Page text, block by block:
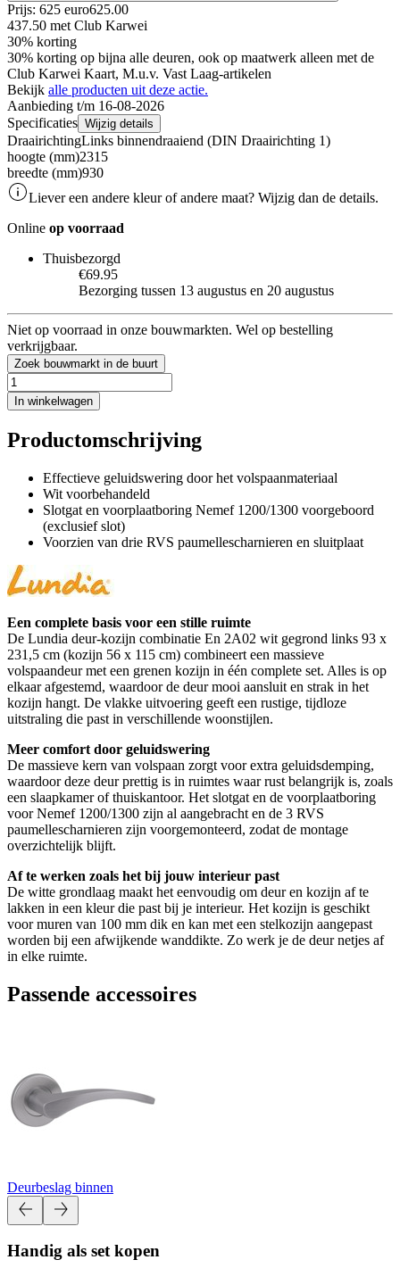
Prijs: 625 euro625.00
437.50 met Club Karwei
30% korting
30% korting op bijna alle deuren, ook op maatwerk alleen met de
Club Karwei Kaart, M.u.v. Vast Laag-artikelen
Bekijk alle producten uit deze actie.
Aanbieding t/m 16-08-2026
Specificaties Wijzig details
DraairichtingLinks binnendraaiend (DIN Draairichting 1)
hoogte (mm)2315
breedte (mm)930
Liever een andere kleur of andere maat? Wijzig dan de details.
Online op voorraad
Thuisbezorgd
€69.95
Bezorging tussen 13 augustus en 20 augustus
Niet op voorraad in onze bouwmarkten. Wel op bestelling
verkrijgbaar.
Zoek bouwmarkt in de buurt
In winkelwagen
Productomschrijving
Effectieve geluidswering door het volspaanmateriaal
Wit voorbehandeld
Slotgat en voorplaatboring Nemef 1200/1300 voorgeboord
(exclusief slot)
Voorzien van drie RVS paumellescharnieren en sluitplaat
Een complete basis voor een stille ruimte
De Lundia deur-kozijn combinatie En 2A02 wit gegrond links 93 x
231,5 cm (kozijn 56 x 115 cm) combineert een massieve
volspaandeur met een grenen kozijn in één complete set. Alles is op
elkaar afgestemd, waardoor de deur mooi aansluit en strak in het
kozijn hangt. De vlakke uitvoering geeft een rustige, tijdloze
uitstraling die past in verschillende woonstijlen.
Meer comfort door geluidswering
De massieve kern van volspaan zorgt voor extra geluidsdemping,
waardoor deze deur prettig is in ruimtes waar rust belangrijk is, zoals
een slaapkamer of thuiskantoor. Het slotgat en de voorplaatboring
voor Nemef 1200/1300 zijn al aangebracht en de 3 RVS
paumellescharnieren zijn voorgemonteerd, zodat de montage
overzichtelijk blijft.
Af te werken zoals het bij jouw interieur past
De witte grondlaag maakt het eenvoudig om deur en kozijn af te
lakken in een kleur die past bij je interieur. Het kozijn is geschikt
voor muren van 100 mm dik en kan met een stelkozijn aangepast
worden bij een afwijkende wanddikte. Zo werk je de deur netjes af
in elke ruimte.
Passende accessoires
Deurbeslag binnen
Handig als set kopen